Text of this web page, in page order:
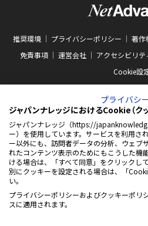
推奨環境 プライバシーポリシー 著作
免責事項
運営会社 アクセシビリテ
Cookie設
ABJマークは、この電子書店・電子書籍配
ツ使用許諾を得た正規版配信サービスで
10981000号）です。ABJマークの詳細、
覧はこちらをご覧ください。
https://
© 2001-2026 NetAdvance
プライバシ
ジャパンナレッジにおけるCookie（ク
ジャパンナレッジ（https://
ー）を使用しています。サービスを利用さ
ー以外にも、訪問者データの分析、ウェブ
れたコンテンツ表示のためにもこうした機
ける場合は、「すべて同意」をクリックし
別にクッキーを設定される場合は、「
い。
プライバシーポリシーおよびクッキーポリ
スに適用されます。